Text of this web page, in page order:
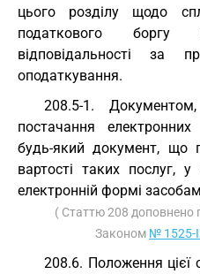
цього розділу щодо
податкового
відповідальності за
оподаткування.
208.5-1.
постачання
будь-який документ, що
вартості таких послуг,
електронній формі
( Статтю 208 доповнено
Законом № 1525-
208.6. Положення